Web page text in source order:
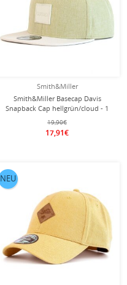
Smith&Miller
Smith&Miller Basecap Davis
Snapback Cap hellgrün/cloud - 1
Stück
19,90€
17,91€
NEU